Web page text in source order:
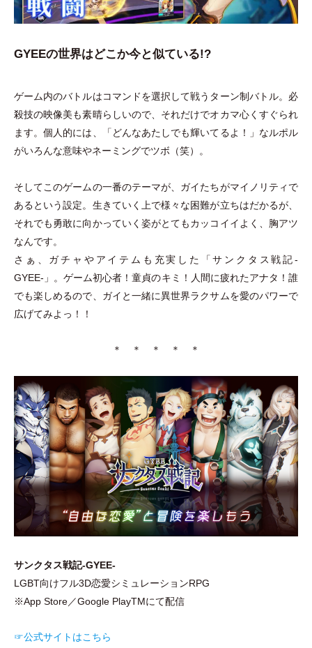
GYEEの世界はどこか今と似ている!?
ゲーム内のバトルはコマンドを選択して戦うターン制バトル。必
殺技の映像美も素晴らしいので、それだけでオカマ心くすぐられ
ます。個人的には、
「 どんなあたしでも輝いてるよ！ 」 なルポル
がいろんな意味やネーミングでツボ （笑） 。
そしてこのゲームの一番のテーマが、ガイたちがマイノリティで
あるという設定。生きていく上で様々な困難が立ちはだかるが、
それでも勇敢に向かっていく姿がとてもカッコイイよく、胸アツ
なんです。
さぁ、ガチャやアイテムも充実した
「サンクタス戦記-
GYEE- 」
。ゲーム初心者！童貞のキミ！人間に疲れたアナタ！誰
でも楽しめるので、ガイと一緒に異世界ラクサムを愛のパワーで
広げてみよっ！！
＊ ＊ ＊ ＊ ＊
サンクタス戦記-GYEE-
LGBT向けフル3D恋愛シミュレーションRPG
※App Store／Google PlayTMにて配信
☞公式サイトはこちら